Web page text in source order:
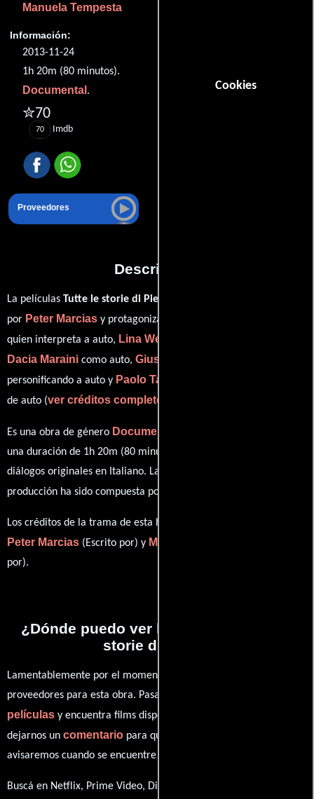
Cookies
Manuela Tempesta
Información:
2013-11-24
1h 20m (80 minutos).
Documental .
✮70
70 Imdb
Proveedores
Descripción
La películas Tutte le storie di Piera
por Peter Marcias y protagonizada por
quien interpreta a auto, Lina Wertmüller
Dacia Maraini como auto, Giuseppe Tornatore
personificando a auto y Paolo Taviani
de auto (ver créditos completos
Es una obra de género Documental
una duración de 1h 20m (80 minutos), esta película tiene
diálogos originales en Italiano. La banda sonora para esta
producción ha sido compuesta por
Los créditos de la trama de esta historia están divididos entre
Peter Marcias (Escrito por) y Manuela Tempesta
por).
¿Dónde puedo ver la películas Tutte le
storie di Piera?
Lamentablemente por el momento no contamos con enlaces a
proveedores para esta obra. Pasa por nuestro catálogo de
películas y encuentra films disponibles. También puedes
dejarnos un comentario para que le demos prioridad y te
avisaremos cuando se encuentre disponible
Buscá en Netflix, Prime Video, Disney+